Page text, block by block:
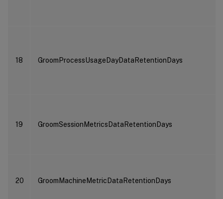
18 GroomProcessUsageDayDataRetentionDays
19 GroomSessionMetricsDataRetentionDays
20 GroomMachineMetricDataRetentionDays